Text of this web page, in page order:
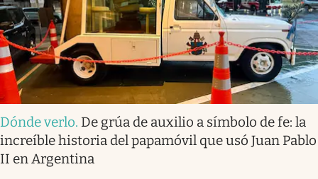
Dónde verlo. De grúa de auxilio a símbolo de fe: la
increíble historia del papamóvil que usó Juan Pablo
II en Argentina